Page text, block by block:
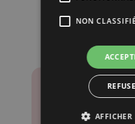
Pourquoi
NON
AFFICHER